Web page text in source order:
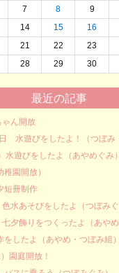
7 8 9
14 15 16
21 22 23
28 29 30
最近の記事
ん開放
水遊びをしたよ！（つぼみ
水遊びをしたよ（あやめぐみ）
園開放）
短冊制作
水あそびをしたよ（つぼみぐ
夕飾りをつくったよ（あやめ
したよ（あやめ・つぼみ組）
園庭開放！